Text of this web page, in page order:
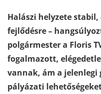
Halászi helyzete
fejlődésre –
polgármester a Floris
fogalmazott,
vannak, ám a jelenlegi
pályázati